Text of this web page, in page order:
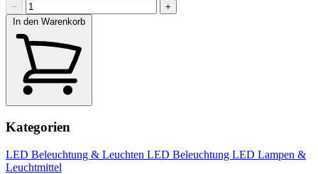
−
+
In den Warenkorb
Kategorien
LED Beleuchtung & Leuchten LED Beleuchtung LED Lampen &
Leuchtmittel